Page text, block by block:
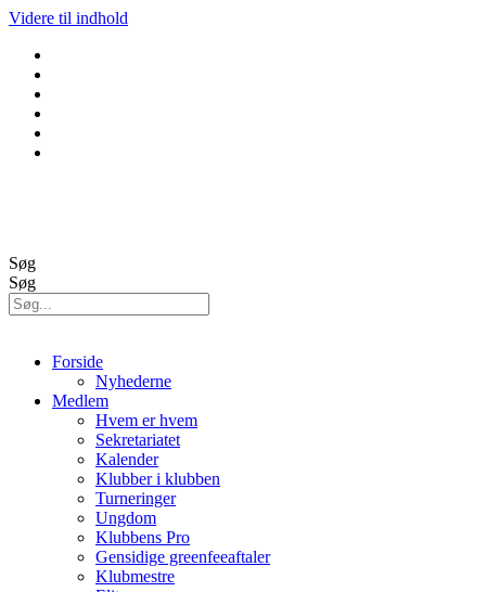
Videre til indhold
Søg
Søg
Forside
Nyhederne
Medlem
Hvem er hvem
Sekretariatet
Kalender
Klubber i klubben
Turneringer
Ungdom
Klubbens Pro
Gensidige greenfeeaftaler
Klubmestre